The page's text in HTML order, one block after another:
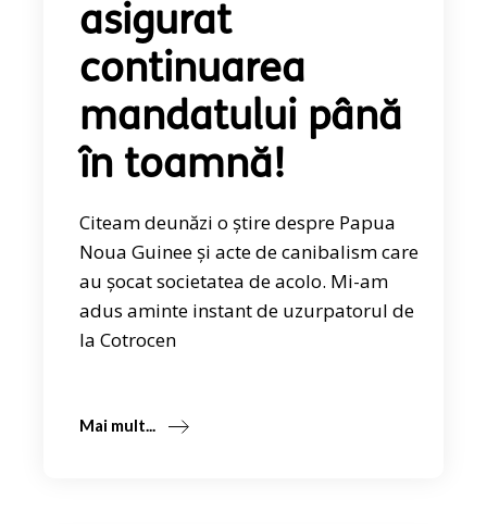
asigurat
continuarea
mandatului până
în toamnă!
Citeam deunăzi o știre despre Papua
Noua Guinee și acte de canibalism care
au șocat societatea de acolo. Mi-am
adus aminte instant de uzurpatorul de
la Cotrocen
Mai mult...